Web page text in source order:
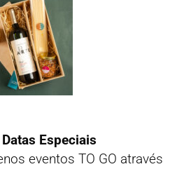
Especiais
eventos TO GO através